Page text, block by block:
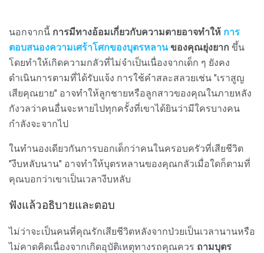
นอกจากนี้ การมีทางอ้อมเกี่ยวกับความตายอาจทำให้ การ
ตอบสนองความเศร้าโศกของบุตรหลานของคุณยุ่งยาก ขึ้น
โดยทำให้เกิดความกลัวที่ไม่จำเป็นเนื่องจากเด็ก ๆ ยังคง
ดำเนินการตามที่ได้รับแจ้ง การใช้คำสละสลวยเช่น "เราสูญ
เสียคุณยาย" อาจทำให้ลูกชายหรือลูกสาวของคุณในภายหลัง
กังวลว่าคนอื่นจะหายไปทุกครั้งที่เขาได้ยินว่ามีใครบางคน
กำลังจะจากไป
ในทำนองเดียวกันการบอกเด็กว่าคนในครอบครัวที่เสียชีวิต
"งีบหลับนาน" อาจทำให้บุตรหลานของคุณกลัวเมื่อใดก็ตามที่
คุณบอกว่าเขาเป็นเวลางีบหลับ
ฟังแล้วอธิบายและตอบ
ไม่ว่าจะเป็นคนที่คุณรักเสียชีวิตหลังจากป่วยเป็นเวลานานหรือ
ไม่คาดคิดเนื่องจากเกิดอุบัติเหตุทางรถคุณควร ถามบุตร